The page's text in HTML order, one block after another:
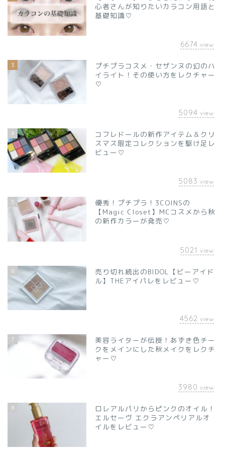
心者さんが知りたいカラコン用語と
基礎知識♡
6674 view
3
プチプラコスメ・セザンヌの幻のハ
イライト！その使い方をレクチャー
♡
5094 view
4
コフレドールの新作アイテム＆クリ
スマス限定コレクションを駆け足レ
ビュー♡
5083 view
5
優秀！プチプラ！3COINSの
【Magic Closet】MCコスメから秋
の新作カラーが発売♡
5021 view
6
売り切れ続出のBIDOL【ビーアイド
ル】THEアイパレをレビュー♡
4562 view
7
美容ライターが伝授！あずき色チー
クをメインにした秋メイクをレクチ
ャー♡
3980 view
8
ロレアルパリからピンクのオイル！
エルセーヴ エクラアンペリアルオ
イルをレビュー♡